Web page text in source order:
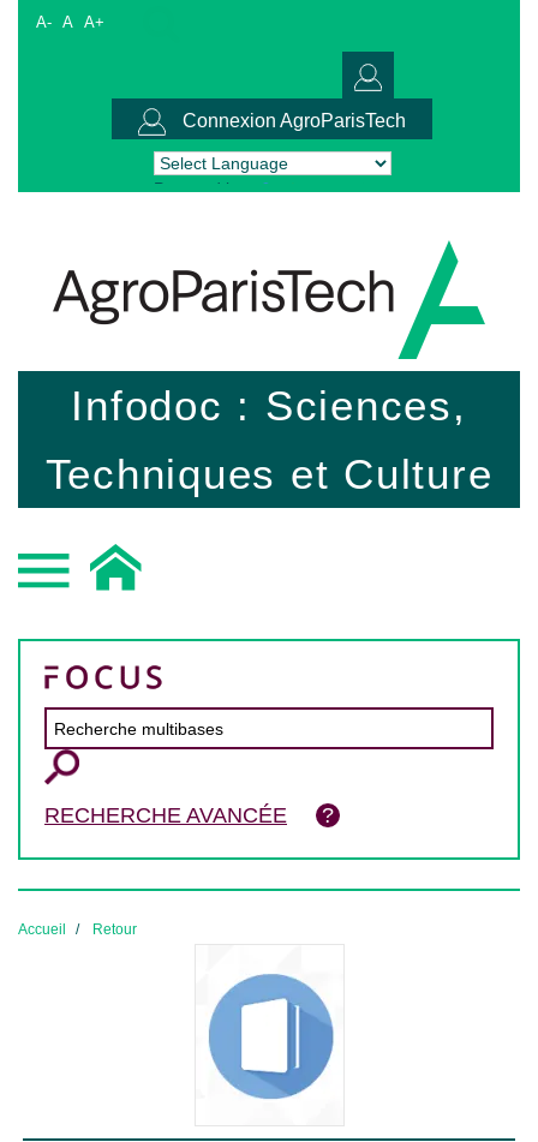
A- A A+
Connexion AgroParisTech
Powered by Translate
Infodoc : Sciences,
Techniques et Culture
RECHERCHE AVANCÉE
Accueil Retour